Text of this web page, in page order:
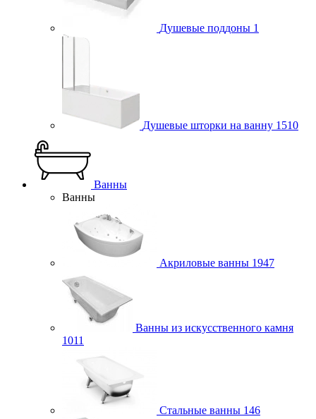
Душевые поддоны 1
Душевые шторки на ванну 1510
Ванны
Ванны
Акриловые ванны 1947
Ванны из искусственного камня
1011
Стальные ванны 146